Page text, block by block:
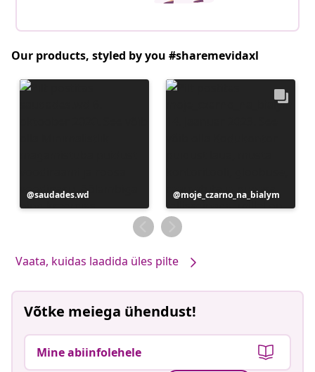
Our products, styled by you #sharemevidaxl
Postitus
avaldatud
saudades.wd
Postitus
avaldatud
moje_czarno_na_bialym
Vaata, kuidas laadida üles pilte
Võtke meiega ühendust!
Mine abiinfolehele